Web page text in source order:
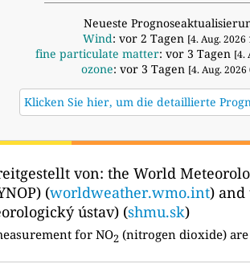
Neueste
Wind: vor 2 Tagen [4. Aug. 2026
fine particulate matter: vor 3 Tagen [4.
ozone: vor 3 Tagen [4. Aug. 2026
Klicken Sie hier, um die detaillierte
von: the World
(worldweather.wmo.int) and
ústav) (shmu.sk)
for NO2 (nitrogen dioxide)